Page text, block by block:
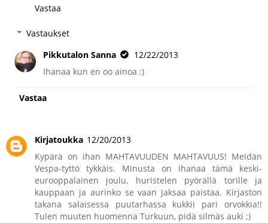
Vastaa
Vastaukset
Pikkutalon Sanna
12/22/2013
Ihanaa kun en oo ainoa :)
Vastaa
Kirjatoukka 12/20/2013
Kypärä on ihan MAHTAVUUDEN MAHTAVUUS! Meidän
Vespa-tyttö tykkäis. Minusta on ihanaa tämä keski-
eurooppalainen joulu, huristelen pyörällä torille ja
kauppaan ja aurinko se vaan jaksaa paistaa. Kirjaston
takana salaisessa puutarhassa kukkii pari orvokkia!!
Tulen muuten huomenna Turkuun, pidä silmäs auki ;)